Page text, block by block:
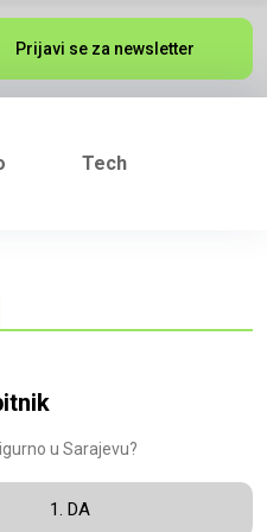
Prijavi se za newsletter
Tech
u Sarajevu?
1. DA